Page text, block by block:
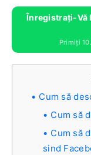
Înregistrați-Vă
Primiți
Cum să
Cum să
Cum să
sind